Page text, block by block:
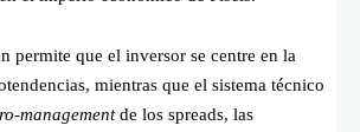
permite que el inversor se centre en la
mientras que el sistema técnico
managementde los spreads, las